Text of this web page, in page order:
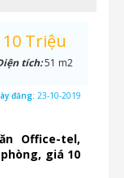
Office-tel,
giá 10
10 Triệu
tích:51 m2
đăng: 23-10-2019